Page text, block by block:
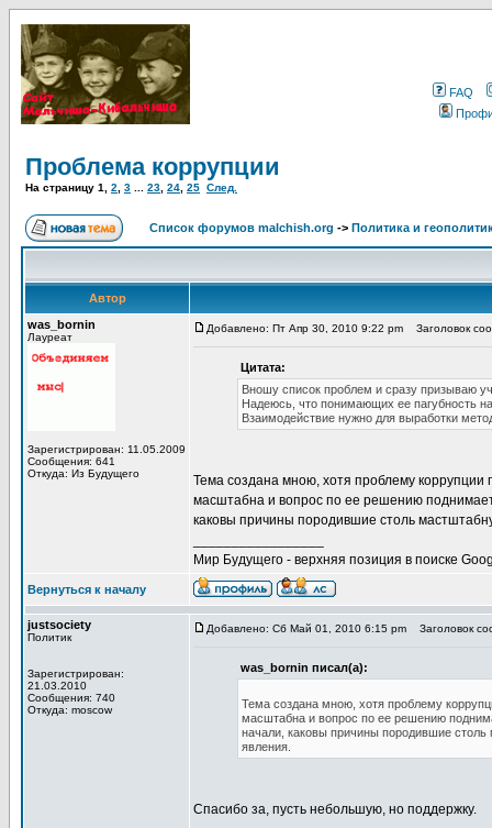
FAQ
Проблема коррупции
На страницу 1 2 3 23 24 25 След.
Список форумов malchish.org -> Политика и
Автор
was_bornin
Лауреат
Зарегистрирован: 11.05.2009
Сообщения: 641
Откуда: Из Будущего
Добавлено: Пт Апр 30, 2010 9:22 pm Заголовок
Цитата:
Вношу список проблем и сразу призываю
Надеюсь, что понимающих ее пагубность
Взаимодействие нужно для выработки
Тема создана мною, хотя проблему коррупции
масштабна и вопрос по ее решению
каковы причины породившие столь
Мир Будущего - верхняя позиция в поиске
Вернуться к началу
justsociety
Политик
Зарегистрирован:
21.03.2010
Сообщения: 740
Откуда: moscow
Добавлено: Сб Май 01, 2010 6:15 pm Заголовок
was_bornin писал(а):
Тема создана мною, хотя проблему
масштабна и вопрос по ее решению
начали, каковы причины породившие
явления.
Спасибо за, пусть небольшую, но поддержку.